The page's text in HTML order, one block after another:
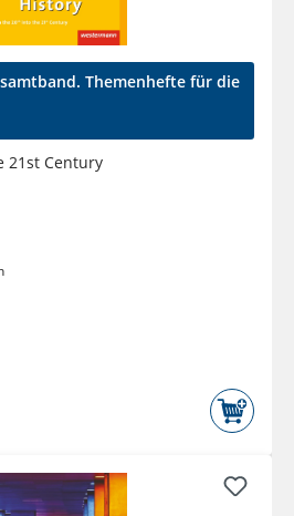
Themenhefte für die
21st Century